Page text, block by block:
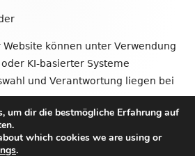
können unter Verwendung
KI-basierter Systeme
und Verantwortung liegen bei
um dir die bestmögliche Erfahrung auf
which cookies we are using or
.